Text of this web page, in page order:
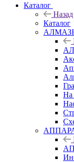
Каталог
Назад
Каталог
На